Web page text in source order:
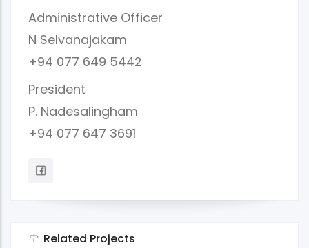
Administrative Officer
N Selvanajakam
+94 077 649 5442
President
P. Nadesalingham
+94 077 647 3691
Related Projects